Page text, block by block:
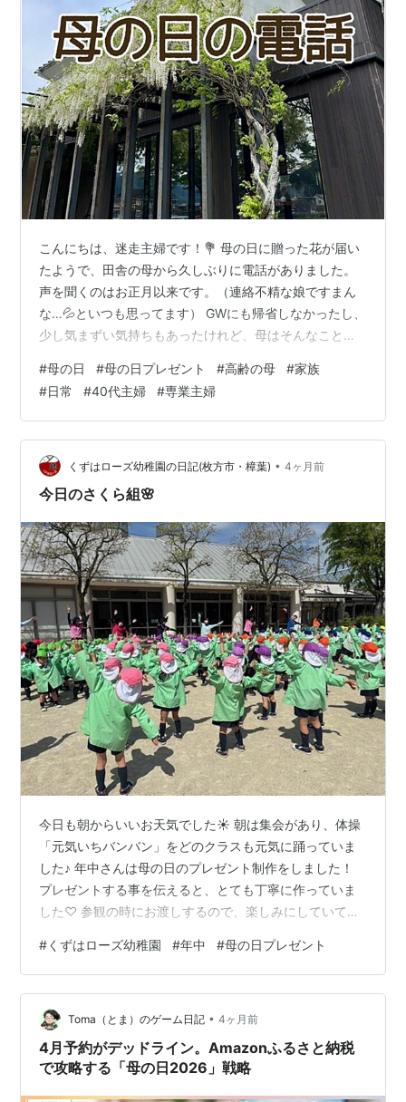
こんにちは、迷走主婦です！💐 母の日に贈った花が届い
たようで、田舎の母から久しぶりに電話がありました。
声を聞くのはお正月以来です。（連絡不精な娘ですまん
な…💦といつも思ってます） GWにも帰省しなかったし、
少し気まずい気持ちもあったけれど、母はそんなこと気
た。 私は「うん、うん、うん」と聞くだけです。 肝心の
用件は「母の日の花、ありがとう」ということでした。
母はスマホを持っていないので写真はありません。なの
で、花の色や大きさ、形を言葉で一生懸命説明してくれ
ます。 こちらは想像力を最大限に膨らませながら聞くし
かありません！笑 まぁ、それもまた母…
#母の日 #母の日プレゼント #高齢の母 #家族
#日常 #40代主婦 #専業主婦
くずはローズ幼稚園の日記(枚方市・樟葉) • 4ヶ月前
今日のさくら組🌸
今日も朝からいいお天気でした☀ 朝は集会があり、体操
「元気いちバンバン」をどのクラスも元気に踊っていま
した♪ 年中さんは母の日のプレゼント制作をしました！
プレゼントする事を伝えると、とても丁寧に作っていま
した♡ 参観の時にお渡しするので、楽しみにしていてく
って仲良く遊んでいます😊 カプラで長い迷路を作って楽
しんでいました☆ ペンギンを落とさないようにするゲー
ムです☆ じゃんけん列車ではお友達と仲良く繋がって、
ニコニコなさくら組さんでした😊 明日も元気に来て下さ
い♪
#くずはローズ幼稚園 #年中 #母の日プレゼント
Toma（とま）のゲーム日記 • 4ヶ月前
4月予約がデッドライン。Amazonふるさと納税
で攻略する「母の日2026」戦略